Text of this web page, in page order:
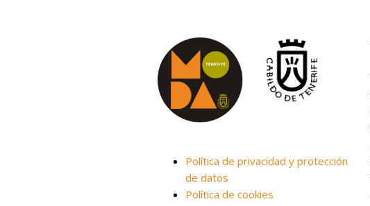
Política de privacidad y protección
de datos
Política de cookies